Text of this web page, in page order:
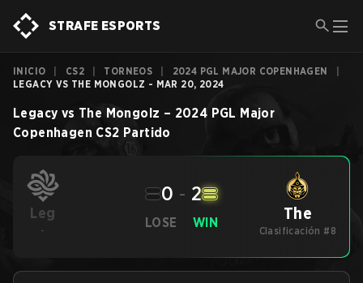
STRAFE ESPORTS
INICIO CS2 TORNEOS 2024 PGL MAJOR COPENHAGEN
LEGACY VS THE MONGOLZ - MAR 20, 2024
Legacy vs The Mongolz – 2024 PGL Major
Copenhagen CS2 Partido
Leg
-
LOSE
0 - 2
WIN The
Clasificación #8